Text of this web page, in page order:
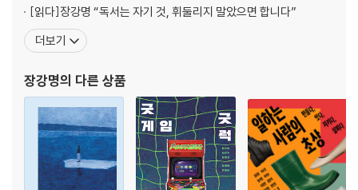
[읽다]장강명 “독서는 자기 것, 휘둘리지 말았으면 합니다”
더보기
장강명의 다른 상품